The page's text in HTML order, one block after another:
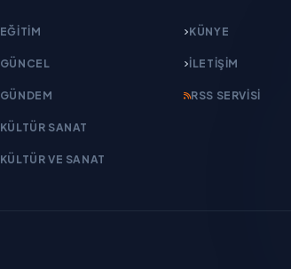
EĞITIM
GÜNCEL
GÜNDEM
KÜLTÜR SANAT
KÜLTÜR VE SANAT
KÜNYE
İLETIŞIM
RSS SERVISI